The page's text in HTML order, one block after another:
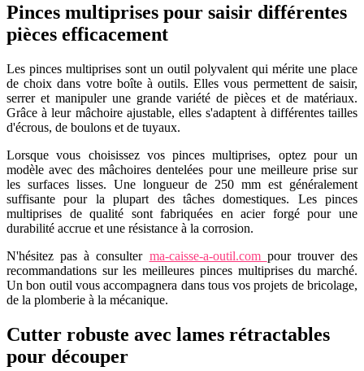
Pinces multiprises pour saisir différentes
pièces efficacement
Les pinces multiprises sont un outil polyvalent qui mérite une place
de choix dans votre boîte à outils. Elles vous permettent de saisir,
serrer et manipuler une grande variété de pièces et de matériaux.
Grâce à leur mâchoire ajustable, elles s'adaptent à différentes tailles
d'écrous, de boulons et de tuyaux.
Lorsque vous choisissez vos pinces multiprises, optez pour un
modèle avec des mâchoires dentelées pour une meilleure prise sur
les surfaces lisses. Une longueur de 250 mm est généralement
suffisante pour la plupart des tâches domestiques. Les pinces
multiprises de qualité sont fabriquées en acier forgé pour une
durabilité accrue et une résistance à la corrosion.
N'hésitez pas à consulter ma-caisse-a-outil.com pour trouver des
recommandations sur les meilleures pinces multiprises du marché.
Un bon outil vous accompagnera dans tous vos projets de bricolage,
de la plomberie à la mécanique.
Cutter robuste avec lames rétractables
pour découper